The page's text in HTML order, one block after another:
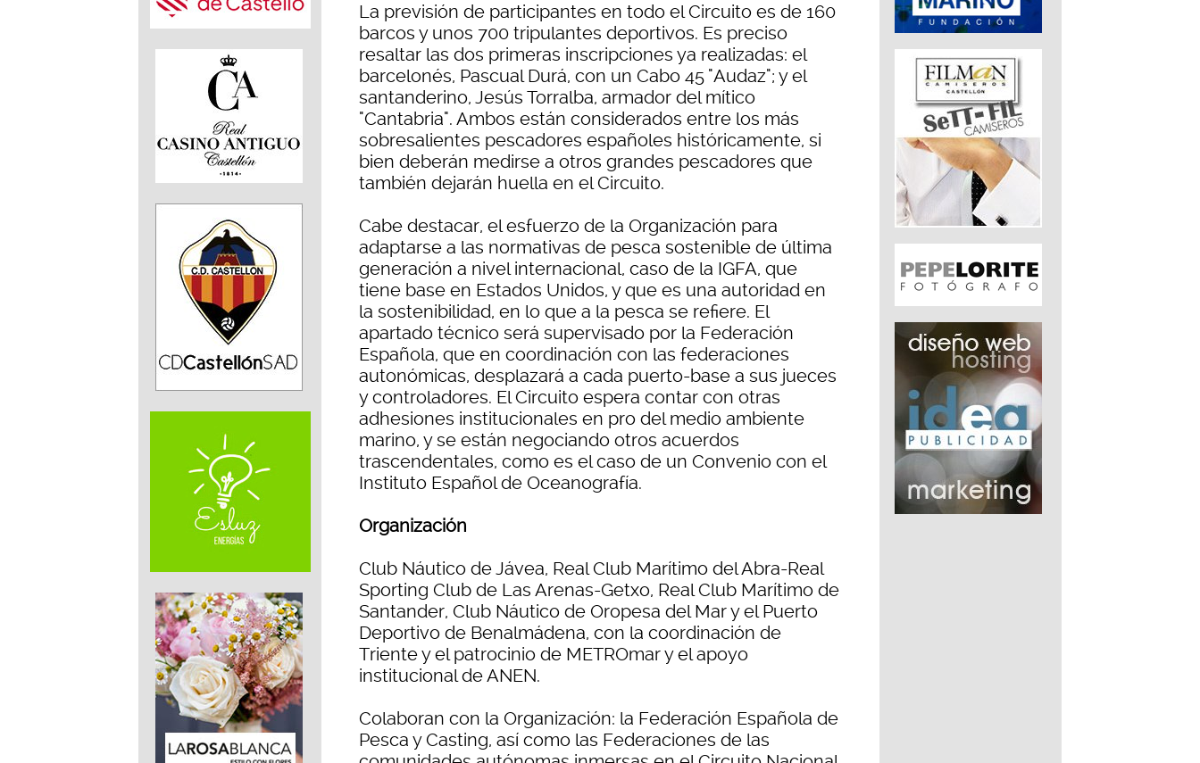
La previsión de participantes en todo el Circuito es de 160
barcos y unos 700 tripulantes deportivos. Es preciso
resaltar las dos primeras inscripciones ya realizadas: el
barcelonés, Pascual Durá, con un Cabo 45 "Audaz"; y el
santanderino, Jesús Torralba, armador del mítico
"Cantabria". Ambos están considerados entre los más
sobresalientes pescadores españoles históricamente, si
bien deberán medirse a otros grandes pescadores que
también dejarán huella en el Circuito.
Cabe destacar, el esfuerzo de la Organización para
adaptarse a las normativas de pesca sostenible de última
generación a nivel internacional, caso de la IGFA, que
tiene base en Estados Unidos, y que es una autoridad en
la sostenibilidad, en lo que a la pesca se refiere. El
apartado técnico será supervisado por la Federación
Española, que en coordinación con las federaciones
autonómicas, desplazará a cada puerto-base a sus jueces
y controladores. El Circuito espera contar con otras
adhesiones institucionales en pro del medio ambiente
marino, y se están negociando otros acuerdos
trascendentales, como es el caso de un Convenio con el
Instituto Español de Oceanografía.
Organización
Club Náutico de Jávea, Real Club Marítimo del Abra-Real
Sporting Club de Las Arenas-Getxo, Real Club Marítimo de
Santander, Club Náutico de Oropesa del Mar y el Puerto
Deportivo de Benalmádena, con la coordinación de
Triente y el patrocinio de METROmar y el apoyo
institucional de ANEN.
Colaboran con la Organización: la Federación Española de
Pesca y Casting, así como las Federaciones de las